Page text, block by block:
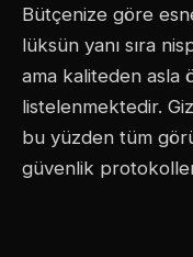
Bütçenize göre
lüksün yanı sıra
ama kaliteden asla
listelenmektedir.
bu yüzden tüm
güvenlik